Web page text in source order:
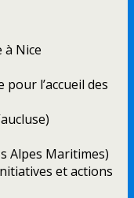
Nice
l’accueil des
Alpes Maritimes)
et actions